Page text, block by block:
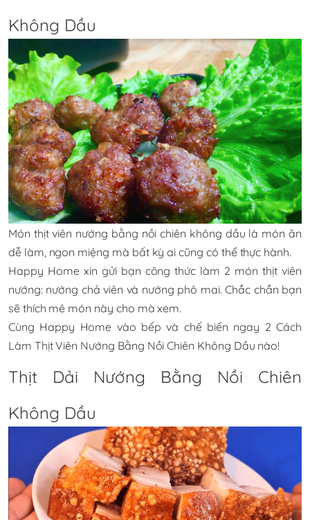
Không Dầu
Món thịt viên nướng bằng nồi chiên không dầu là món ăn
dễ làm, ngon miệng mà bất kỳ ai cũng có thể thực hành.
Happy Home xin gửi bạn công thức làm 2 món thịt viên
nướng: nướng chả viên và nướng phô mai. Chắc chắn bạn
sẽ thích mê món này cho mà xem.
Cùng Happy Home vào bếp và chế biến ngay 2 Cách
Làm Thịt Viên Nướng Bằng Nồi Chiên Không Dầu nào!
Thịt Dải Nướng Bằng Nồi Chiên
Không Dầu